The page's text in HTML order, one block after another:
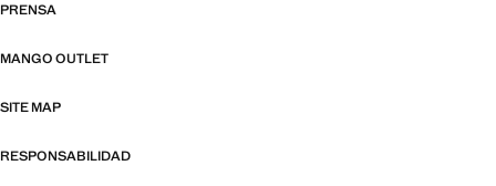
PRENSA
MANGO OUTLET
SITE MAP
RESPONSABILIDAD